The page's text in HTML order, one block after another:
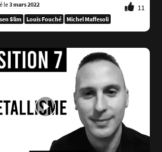
le3 mars 2022 11
Slim Louis Fouché Michel Maffesoli